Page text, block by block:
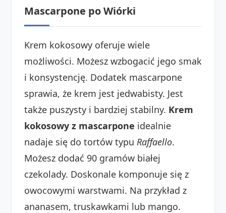
Mascarpone po Wiórki
Krem kokosowy oferuje wiele
możliwości. Możesz wzbogacić jego smak
i konsystencję. Dodatek mascarpone
sprawia, że krem jest jedwabisty. Jest
także puszysty i bardziej stabilny. Krem
kokosowy z mascarpone idealnie
nadaje się do tortów typu Raffaello.
Możesz dodać 90 gramów białej
czekolady. Doskonale komponuje się z
owocowymi warstwami. Na przykład z
ananasem, truskawkami lub mango.